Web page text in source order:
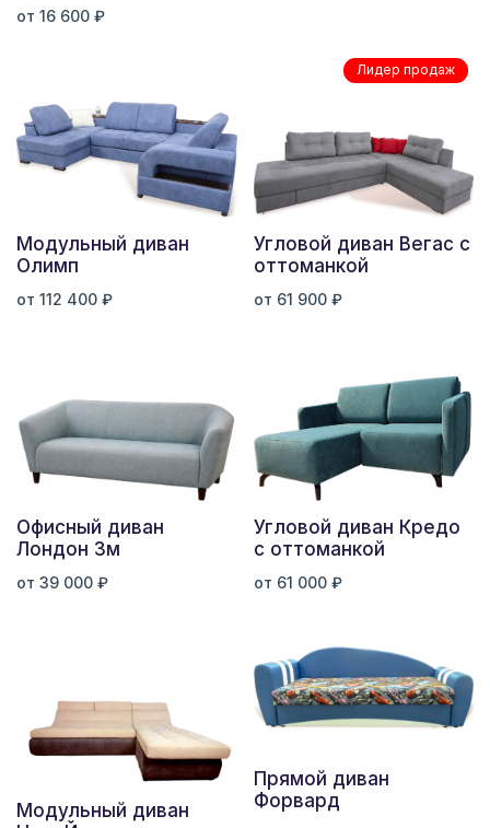
от 16 600 ₽
Модульный диван
Олимп
от 112 400 ₽
Лидер продаж
Угловой диван Вегас с
оттоманкой
от 61 900 ₽
Офисный диван
Лондон 3м
от 39 000 ₽
Угловой диван Кредо
с оттоманкой
от 61 000 ₽
Модульный диван
Прямой диван
Форвард